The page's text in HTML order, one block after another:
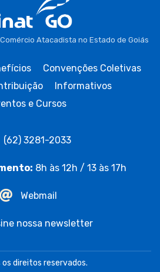
Atacadista no Estado de Goiás
Convenções Coletivas
Informativos
e Cursos
(62) 3281-2033
8h às 12h / 13 às 17h
Webmail
nossa newsletter
direitos reservados.